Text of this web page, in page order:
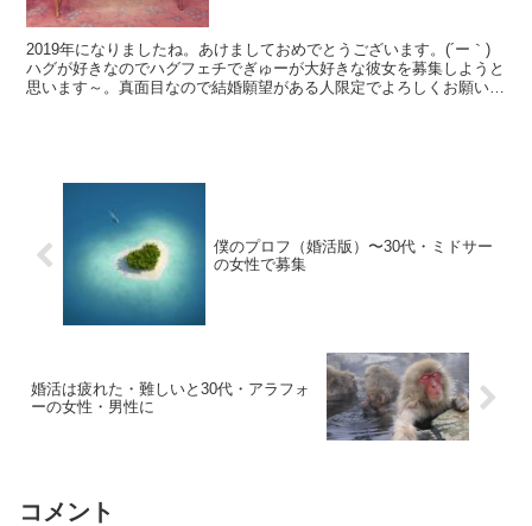
2019年になりましたね。あけましておめでとうございます。(´ー｀)
ハグが好きなのでハグフェチでぎゅーが大好きな彼女を募集しようと
思います～。真面目なので結婚願望がある人限定でよろしくお願いし
僕のプロフ（婚活版）〜30代・ミドサー
の女性で募集
婚活は疲れた・難しいと30代・アラフォ
ーの女性・男性に
コメント